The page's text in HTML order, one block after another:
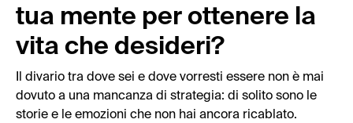
tua mente per ottenere la
vita che desideri?
Il divario tra dove sei e dove vorresti essere non è mai
dovuto a una mancanza di strategia: di solito sono le
storie e le emozioni che non hai ancora ricablato.